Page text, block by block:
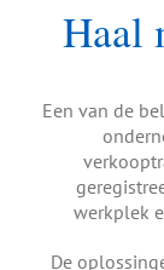
Haal
Een van de
werkplek
De